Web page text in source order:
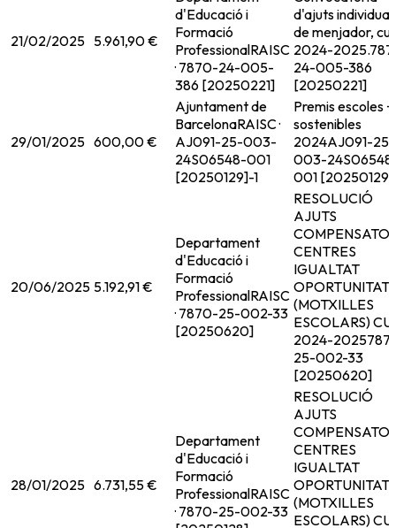
21/02/2025 5.961,90 €
d'Educació i
Formació
ProfessionalRAISC
· 7870-24-005-
386 [20250221]
d'ajuts
de menjador,
2024-2025.
24-005-386
[20250221]
29/01/2025 600,00 €
Ajuntament de
BarcelonaRAISC ·
AJ091-25-003-
24S06548-001
[20250129]-1
Premis escoles +
sostenibles
2024AJ091-25-
003-
001
20/06/2025 5.192,91 €
Departament
d'Educació i
Formació
ProfessionalRAISC
· 7870-25-002-33
[20250620]
RESOLUCIÓ
AJUTS
CENTRES
IGUALTAT
OPORTUNITATS
(MOTXILLES
ESCOLARS)
2024-2025
25-002-33
[20250620]
28/01/2025 6.731,55 €
Departament
d'Educació i
Formació
ProfessionalRAISC
· 7870-25-002-33
RESOLUCIÓ
AJUTS
CENTRES
IGUALTAT
OPORTUNITATS
(MOTXILLES
ESCOLARS)